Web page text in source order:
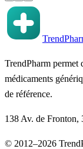
TrendPharm permet
médicaments
de référence.
138 Av. de Fronton,
© 2012–2026